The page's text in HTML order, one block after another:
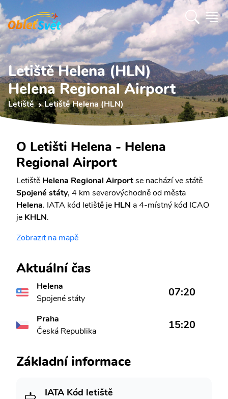
Letiště Helena (HLN)
Helena Regional Airport
Letiště Letiště Helena (HLN)
O Letišti Helena - Helena
Regional Airport
Letiště Helena Regional Airportse nachází ve státě
Spojené státy, 4 km severovýchodně od města
Helena. IATA kód letiště je HLN a 4-místný kód ICAO
je KHLN.
Zobrazit na mapě
Aktuální čas
Helena
Spojené státy
07:20
Praha
Česká Republika
15:20
Základní informace
IATA Kód letiště